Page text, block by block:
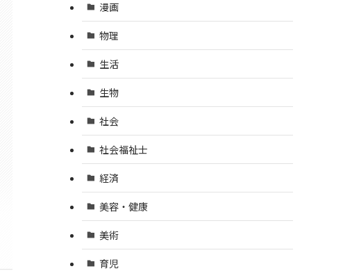
漫画
物理
生活
生物
社会
社会福祉士
経済
美容・健康
美術
育児